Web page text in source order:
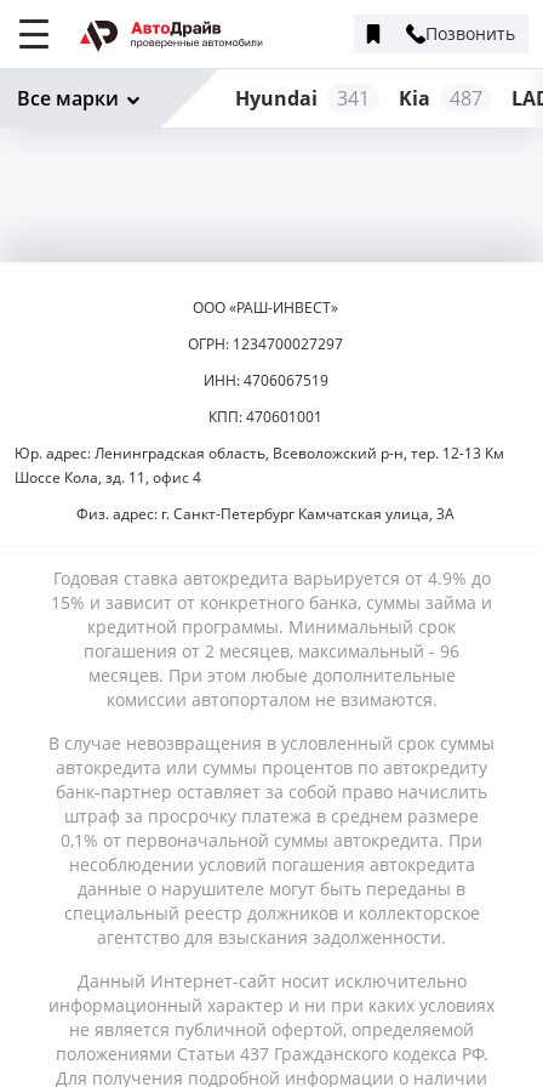
Позвонить
Hyundai 341 Kia 487
Все марки
ООО «РАШ-ИНВЕСТ»
ОГРН: 1234700027297
ИНН: 4706067519
КПП: 470601001
Юр. адрес: Ленинградская область, Всеволожский р-н, тер. 12-13 Км
Шоссе Кола, зд. 11, офис 4
Физ. адрес: г. Санкт-Петербург Камчатская улица, 3А
Годовая ставка автокредита варьируется от 4.9% до
15% и зависит от конкретного банка, суммы займа и
кредитной программы. Минимальный срок
погашения от 2 месяцев, максимальный - 96
месяцев. При этом любые дополнительные
комиссии автопорталом не взимаются.
В случае невозвращения в условленный срок суммы
автокредита или суммы процентов по автокредиту
банк-партнер оставляет за собой право начислить
штраф за просрочку платежа в среднем размере
0,1% от первоначальной суммы автокредита. При
несоблюдении условий погашения автокредита
данные о нарушителе могут быть переданы в
специальный реестр должников и коллекторское
агентство для взыскания задолженности.
Данный Интернет-сайт носит исключительно
информационный характер и ни при каких условиях
не является публичной офертой, определяемой
положениями Статьи 437 Гражданского кодекса РФ.
Для получения подробной информации о наличии